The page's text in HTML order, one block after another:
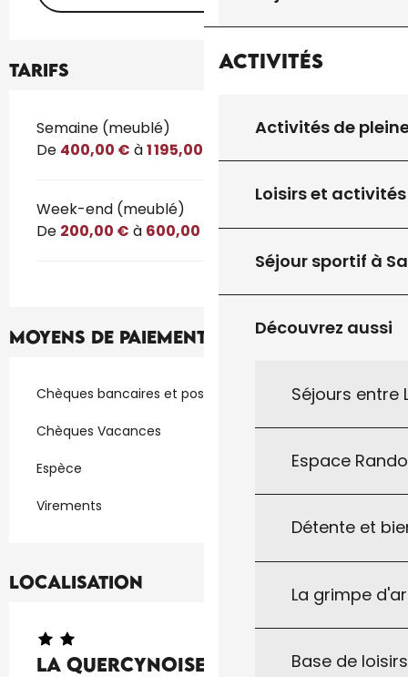
Activités
Activités de
Loisirs et activités
Séjour sportif à
Découvrez aussi
Séjours entre
Espace
Détente et
La grimpe
Base de
Tarifs
Tarifs 2026
Semaine (meublé)
De 400,00 € à1 195,00 €
Week-end (meublé)
De 200,00 € à 600,00 €
Moyens de paiement
Chèques bancaires et postaux
Chèques Vacances
Espèce
Virements
Localisation
La Quercynoise